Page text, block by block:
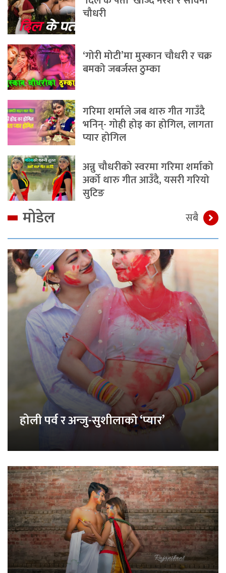
चौधरी
‘गोरी मोटी’मा मुस्कान चौधरी र चक्र
बमको जबर्जस्त ठुम्का
गरिमा शर्माले जब थारु गीत गाउँदै
भनिन्- गोही होइ का होगिल, लागता
प्यार होगिल
अन्नु चौधरीको स्वरमा गरिमा शर्माको
अर्को थारु गीत आउँदै, यसरी गरियो
सुटिङ
मोडेल सबै
होली पर्व र अन्जु-सुशीलाको ‘प्यार’